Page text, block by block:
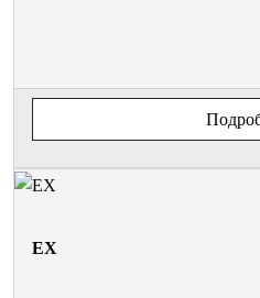
EX